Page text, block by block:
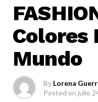
Colores
Mundo
By Lorena
Posted on julio